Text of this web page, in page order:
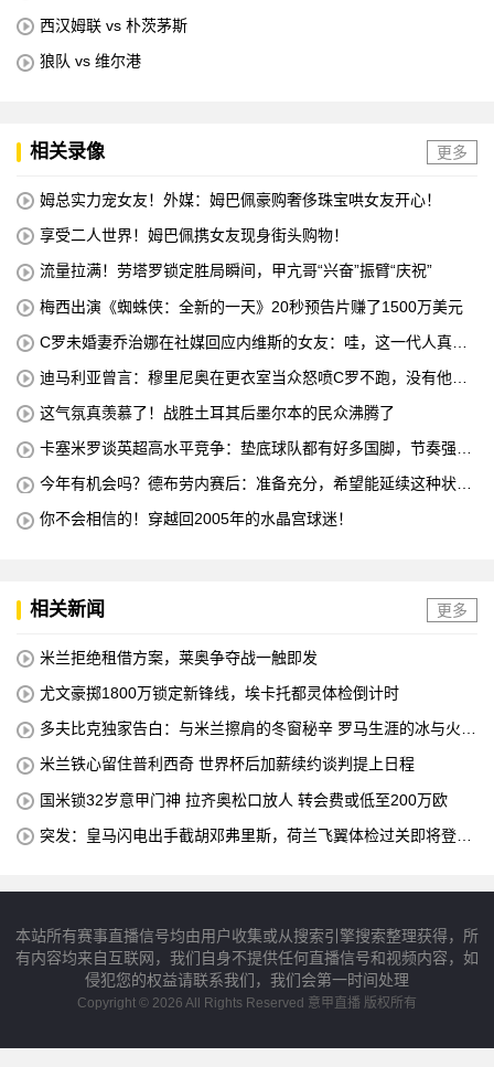
西汉姆联 vs 朴茨茅斯
狼队 vs 维尔港
相关录像 更多
姆总实力宠女友！外媒：姆巴佩豪购奢侈珠宝哄女友开心！
享受二人世界！姆巴佩携女友现身街头购物！
流量拉满！劳塔罗锁定胜局瞬间，甲亢哥“兴奋”振臂“庆祝”
梅西出演《蜘蛛侠：全新的一天》20秒预告片赚了1500万美元
C罗未婚妻乔治娜在社媒回应内维斯的女友：哇，这一代人真劲
迪马利亚曾言：穆里尼奥在更衣室当众怒喷C罗不跑，没有他不
这气氛真羡慕了！战胜土耳其后墨尔本的民众沸腾了
卡塞米罗谈英超高水平竞争：垫底球队都有好多国脚，节奏强度
今年有机会吗？德布劳内赛后：准备充分，希望能延续这种状
你不会相信的！穿越回2005年的水晶宫球迷！
相关新闻 更多
米兰拒绝租借方案，莱奥争夺战一触即发
尤文豪掷1800万锁定新锋线，埃卡托都灵体检倒计时
多夫比克独家告白：与米兰擦肩的冬窗秘辛 罗马生涯的冰与火之
米兰铁心留住普利西奇 世界杯后加薪续约谈判提上日程
国米锁32岁意甲门神 拉齐奥松口放人 转会费或低至200万欧
突发：皇马闪电出手截胡邓弗里斯，荷兰飞翼体检过关即将登陆
本站所有赛事直播信号均由用户收集或从搜索引擎搜索整理获得，所
有内容均来自互联网，我们自身不提供任何直播信号和视频内容，如
侵犯您的权益请联系我们，我们会第一时间处理
Copyright © 2026 All Rights Reserved 意甲直播 版权所有